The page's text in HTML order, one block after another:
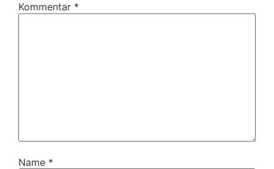
Kommentar *
Name *